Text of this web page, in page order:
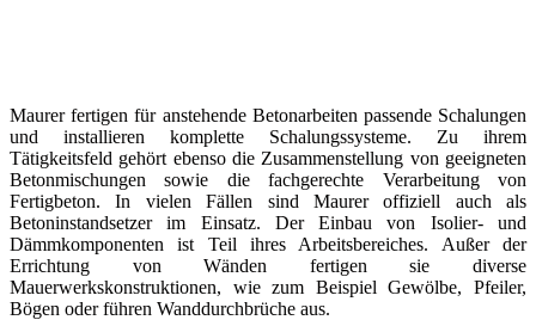
Maurer fertigen für anstehende Betonarbeiten passende Schalungen
und installieren komplette Schalungssysteme. Zu ihrem
Tätigkeitsfeld gehört ebenso die Zusammenstellung von geeigneten
Betonmischungen sowie die fachgerechte Verarbeitung von
Fertigbeton. In vielen Fällen sind Maurer offiziell auch als
Betoninstandsetzer im Einsatz. Der Einbau von Isolier- und
Dämmkomponenten ist Teil ihres Arbeitsbereiches. Außer der
Errichtung von Wänden fertigen sie diverse
Mauerwerkskonstruktionen, wie zum Beispiel Gewölbe, Pfeiler,
Bögen oder führen Wanddurchbrüche aus.